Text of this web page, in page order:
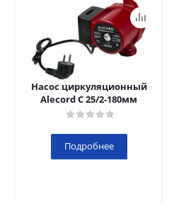
Насос циркуляционный
Alecord C 25/2-180мм
Подробнее